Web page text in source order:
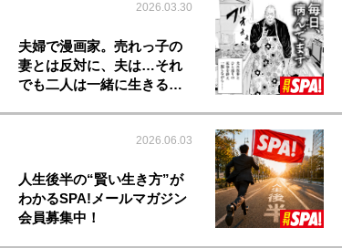
2026.03.30
夫婦で漫画家。売れっ子の
妻とは反対に、夫は…それ
でも二人は一緒に生きる…
2026.06.03
人生後半の“賢い生き方”が
わかるSPA!メールマガジン
会員募集中！